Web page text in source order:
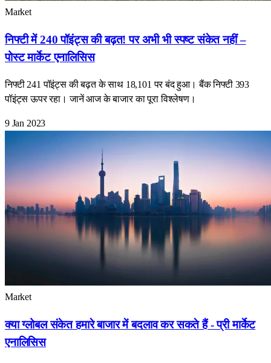
Market
निफ्टी में 240 पॉइंट्स की बढ़त! पर अभी भी स्पष्ट संकेत नहीं –
पोस्ट मार्केट एनालिसिस
निफ्टी 241 पॉइंट्स की बढ़त के साथ 18,101 पर बंद हुआ। बैंक निफ्टी 393
पॉइंट्स ऊपर रहा। जानें आज के बाजार का पूरा विश्लेषण।
9 Jan 2023
Market
क्या ग्लोबल संकेत हमारे बाजार में बदलाव कर सकते हैं - प्री मार्केट
एनालिसिस